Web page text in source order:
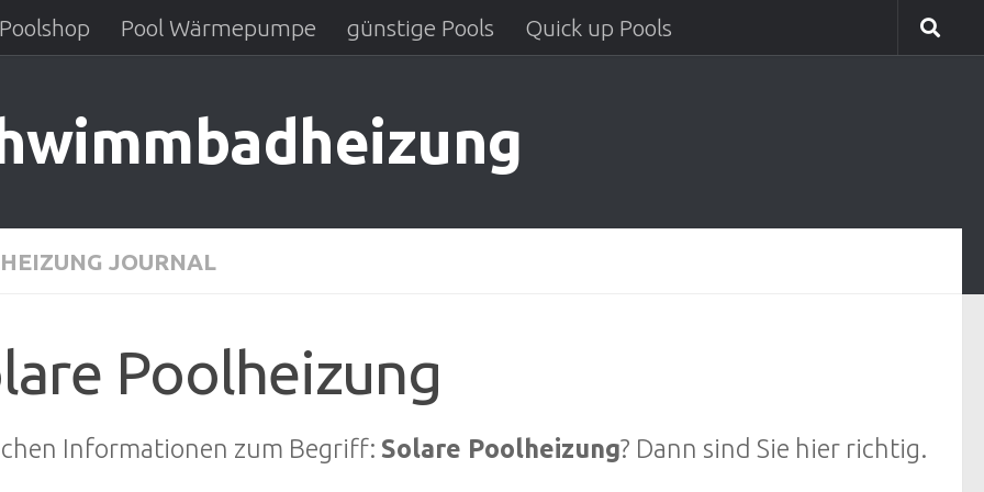
Poolshop Pool Wärmepumpe günstige Pools Quick up Pools
JOURNAL
Poolheizung
Informationen zum Begriff: Solare Poolheizung? Dann sind Sie hier richtig.